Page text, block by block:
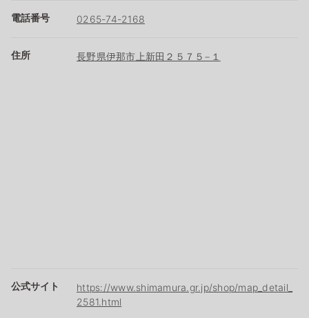
電話番号 0265-74-2168
住所 長野県伊那市上新田２５７５−１
公式サイト
https://www.shimamura.gr.jp/shop/map_detail_
2581.html